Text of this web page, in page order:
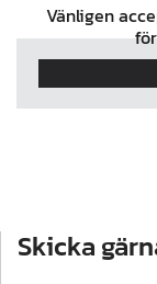
Vänligen
Skicka